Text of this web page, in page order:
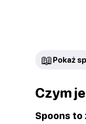
📖 Pokaż
Czym
Spoons to